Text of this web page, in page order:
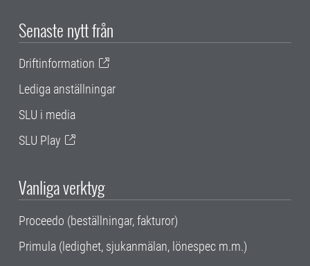
Senaste nytt från
Driftinformation
Lediga anställningar
SLU i media
SLU Play
Vanliga verktyg
Proceedo (beställningar, fakturor)
Primula (ledighet, sjukanmälan, lönespec m.m.)